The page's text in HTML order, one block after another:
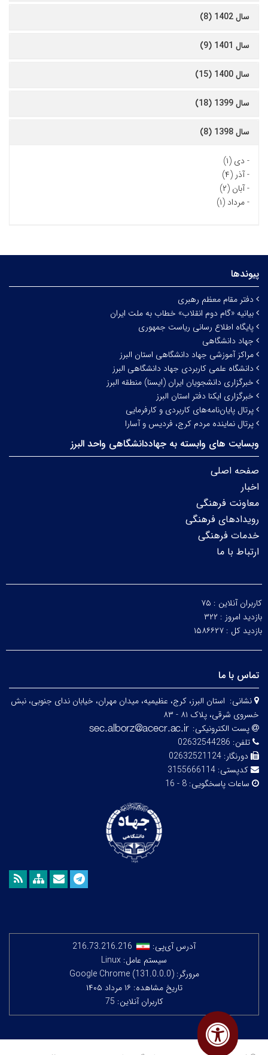
سال 1402 (8)
سال 1401 (9)
سال 1400 (15)
سال 1399 (18)
سال 1398 (8)
- دی (۱)
-آذر (۴)
-آبان (۲)
-مرداد (۱)
پیوندها
دفتر مقام معظم رهبری
بیانیه «گام دوم انقلاب» خطاب به ملت ایران
پایگاه اطلاع رسانی ریاست جمهوری
جهاد دانشگاهی
مراکز آموزشی جهاد دانشگاهی استان البرز
دانشگاه علمی کاربردی جهاد دانشگاهی البرز
خبرگزاری دانشجویان ایران (ایسنا) منطقه البرز
خبرگزاری ایکنا دفتر استان البرز
پرتال پایان‌نامه‌های کاربردی و کارفرمایی
پرتال نماینده مردم کرج، فردیس و آسارا
وبسایت های وابسته به جهاددانشگاهی واحد البرز
صفحه اصلی
اخبار
معاونت فرهنگی
رویدادهای فرهنگی
خدمات فرهنگی
ارتباط با ما
کاربران آنلاین : ۷۵
بازدید امروز : ۳۲۲
بازدید کل : ۱۵۸۶۶۲۷
تماس با ما
نشانی: استان البرز، کرج، عظیمیه، میدان مهران، خیابان ندای جنوبی، نبش
خسروی شرقی، پلاک ۸۱ - ۸۳
پست الکترونیکی:
تلفن: 02632544286
دورنگار: 02632521124
کدپستی: 3155666114
ساعات پاسخگویی: 8 - 16
آدرس آی‌پی:
216.73.216.216
سیستم عامل: Linux
مرورگر: Google Chrome (131.0.0.0)
تاریخ مشاهده: ۱۶ مرداد ۱۴۰۵
کاربران آنلاین: 75